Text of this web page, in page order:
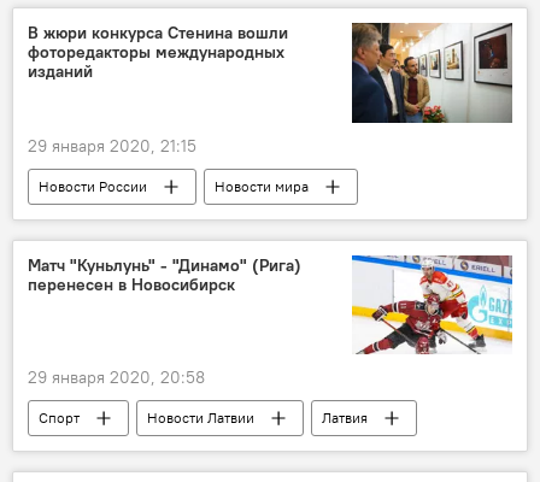
YouTube
В жюри конкурса Стенина вошли
фоторедакторы международных
изданий
29 января 2020, 21:15
Новости России
Новости мира
Андрей Стенин
Фото конкурс
Матч "Куньлунь" - "Динамо" (Рига)
перенесен в Новосибирск
29 января 2020, 20:58
Спорт Новости Латвии
Латвия
Китай
Новосибирск
Динамо Рига